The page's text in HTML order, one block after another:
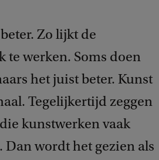
Zo lijkt de
te werken. Soms doen
het juist beter. Kunst
Tegelijkertijd zeggen
kunstwerken vaak
wordt het gezien als